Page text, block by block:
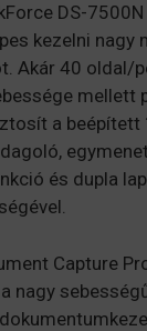
DS-
kezelni nagy
Akár 40 oldal/
mellett
a beépített
és dupla
Capture
nagy